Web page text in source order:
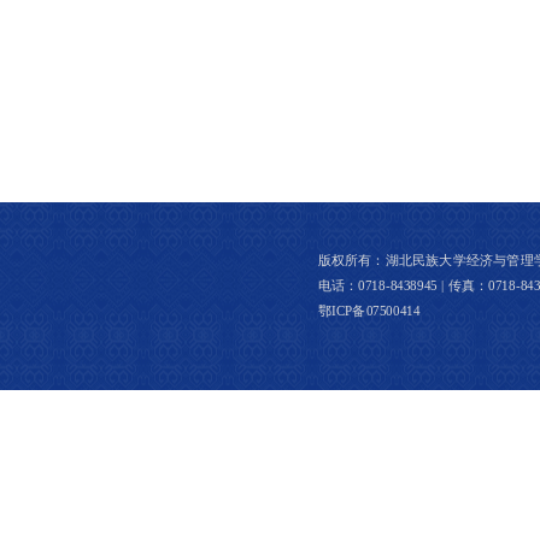
版权所有：湖北民族大学经济与管
电话：0718-8438945 | 传真：0718-
鄂ICP备07500414